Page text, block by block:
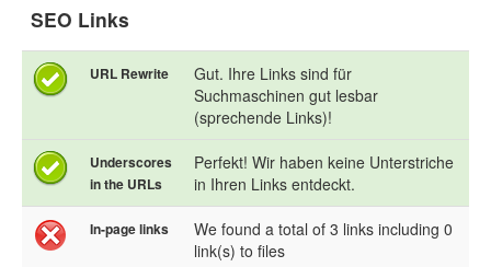
SEO Links
URL Rewrite
Gut. Ihre Links sind für
Suchmaschinen gut lesbar
(sprechende Links)!
Underscores
in the URLs
Perfekt! Wir haben keine Unterstriche
in Ihren Links entdeckt.
In-page links
We found a total of 3 links including 0
link(s) to files